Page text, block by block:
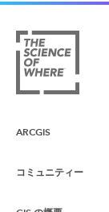
ARCGIS
ArcGIS の概要
コミュニティー